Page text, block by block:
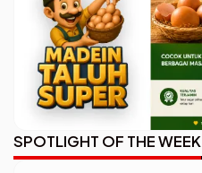
SPOTLIGHT OF THE WEEK